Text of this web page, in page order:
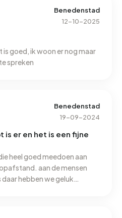
de buitenwijken. Een
en monumenten en
centrum en winkelcentra in
door de centrale
knooppunt van de
Benedenstad
12-10-2025
is goed, ik woon er nog maar
spreken
Benedenstad
19-09-2024
is er en het is een fijne
heel goed meedoen aan
aan de mensen
daar hebben we geluk